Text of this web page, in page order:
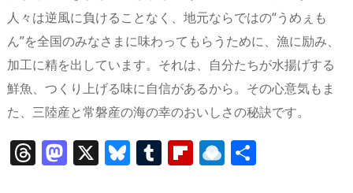
人々は逆風に負けることなく、地元ならではの“うめぇも
ん”を全国のみなさまに味わってもらうために、漁に励み、
加工に精を出しています。それは、自分たちが水揚げする
鮮魚、つくり上げる味に自信があるから。その心意気もま
た、三陸産と常磐産の海の幸のおいしさの秘訣です。
T M X Bl T Fl R